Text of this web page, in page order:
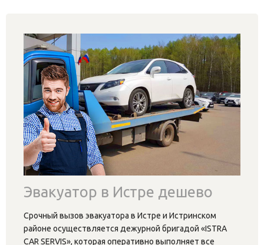
Эвакуатор в Истре дешево
Срочный вызов эвакуатора в Истре и Истринском
районе осуществляется дежурной бригадой «ISTRA
CAR SERVIS», которая оперативно выполняет все